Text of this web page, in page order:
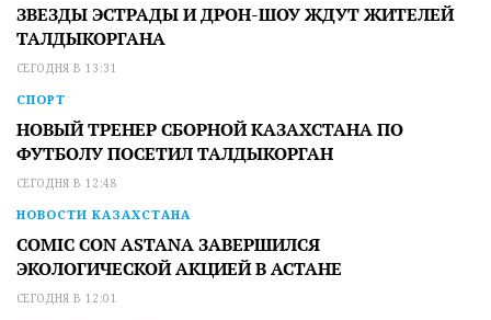
ЗВЕЗДЫ ЭСТРАДЫ И ДРОН-ШОУ ЖДУТ ЖИТЕЛЕЙ
ТАЛДЫКОРГАНА
СЕГОДНЯ В 13:31
СПОРТ
НОВЫЙ ТРЕНЕР СБОРНОЙ КАЗАХСТАНА ПО
ФУТБОЛУ ПОСЕТИЛ ТАЛДЫКОРГАН
СЕГОДНЯ В 12:48
НОВОСТИ КАЗАХСТАНА
COMIC CON ASTANA ЗАВЕРШИЛСЯ
ЭКОЛОГИЧЕСКОЙ АКЦИЕЙ В АСТАНЕ
СЕГОДНЯ В 12:01